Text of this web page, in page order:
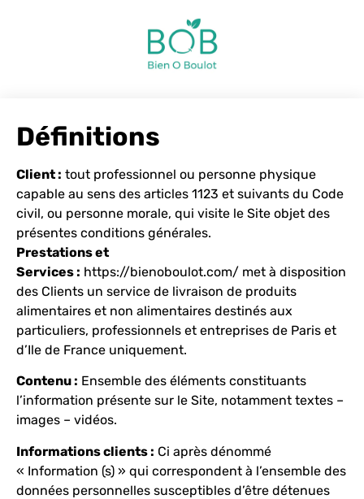
Définitions
Client : tout professionnel ou personne physique
capable au sens des articles 1123 et suivants du Code
civil, ou personne morale, qui visite le Site objet des
présentes conditions générales.
Prestations et
Services : https://bienoboulot.com/ met à disposition
des Clients un service de livraison de produits
alimentaires et non alimentaires destinés aux
particuliers, professionnels et entreprises de Paris et
d’Ile de France uniquement.
Contenu : Ensemble des éléments constituants
l’information présente sur le Site, notamment textes –
images – vidéos.
Informations clients : Ci après dénommé
« Information (s) » qui correspondent à l’ensemble des
données personnelles susceptibles d’être détenues